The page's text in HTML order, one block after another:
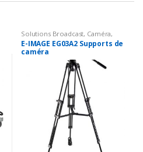
Solutions Broadcast, Caméra,
Accessoires Caméra, Support
E-IMAGE EG03A2 Supports de
caméra